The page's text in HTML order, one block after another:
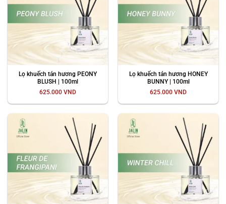
Lọ khuếch tán hương PEONY
BLUSH | 100ml
625.000 VND
Lọ khuếch tán hương HONEY
BUNNY | 100ml
625.000 VND